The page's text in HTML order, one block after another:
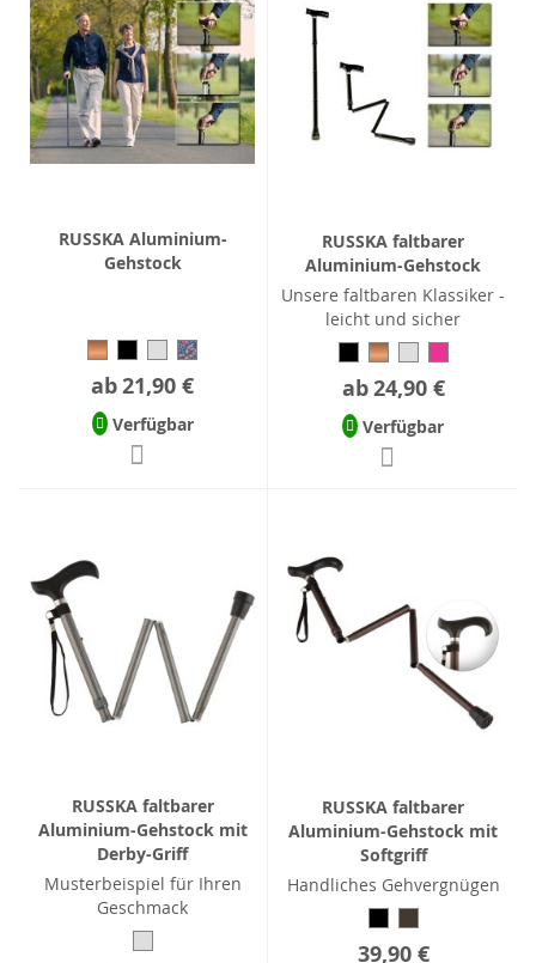
RUSSKA Aluminium-
Gehstock
ab21,90 €
Verfügbar
RUSSKA faltbarer
Aluminium-Gehstock
Unsere faltbaren Klassiker -
leicht und sicher
ab24,90 €
Verfügbar
RUSSKA faltbarer
Aluminium-Gehstock mit
Derby-Griff
Musterbeispiel für Ihren
Geschmack
RUSSKA faltbarer
Aluminium-Gehstock mit
Softgriff
Handliches Gehvergnügen
39,90 €